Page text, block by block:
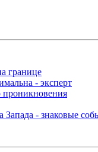
границе
- эксперт
проникновения
Запада - знаковые